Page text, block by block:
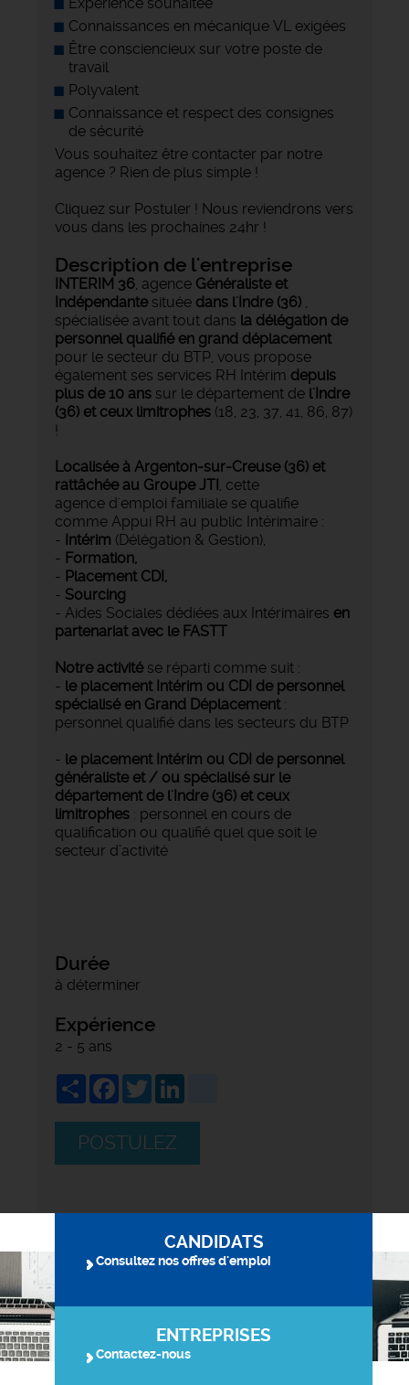
Connaissances en mécanique VL exigées
Être consciencieux sur votre poste de
travail
Polyvalent
Connaissance et respect des consignes
de sécurité
Vous souhaitez être contacter par notre
agence ? Rien de plus simple !
Cliquez sur Postuler ! Nous reviendrons vers
vous dans les prochaines 24hr !
Description de l'entreprise
INTERIM 36, agence Généraliste et
Indépendantesituée dans l'Indre (36) ,
spécialisée avant tout dans la délégation de
personnel qualifié en grand déplacement
pour le secteur du BTP, vous propose
également ses services RH Intérim depuis
plus de 10 ans sur le département de l'Indre
(36) et ceux limitrophes (18, 23, 37, 41, 86, 87)
!
Localisée à Argenton-sur-Creuse (36) et
rattâchée au Groupe JTI , cette
agence d'emploi familiale se qualifie
comme Appui RH au public Intérimaire :
- Intérim (Délégation & Gestion),
- Formation,
- Placement CDI,
- Sourcing
- Aides Sociales dédiées aux Intérimaires en
partenariat avec le FASTT
Notre activitése réparti comme suit :
- le placement Intérim ou CDI de personnel
spécialisé en Grand Déplacement :
personnel qualifié dans les secteurs du BTP
- le placement Intérim ou CDI de personnel
généraliste et / ou spécialisé sur le
département de l'Indre (36) et ceux
limitrophes : personnel en cours de
qualification ou qualifié quel que soit le
secteur d’activité
Durée
à déterminer
Expérience
2 - 5 ans
ShareFacebook
Twitter
POSTULEZ
CANDIDATS
Consultez nos offres d'emploi
ENTREPRISES
Contactez-nous